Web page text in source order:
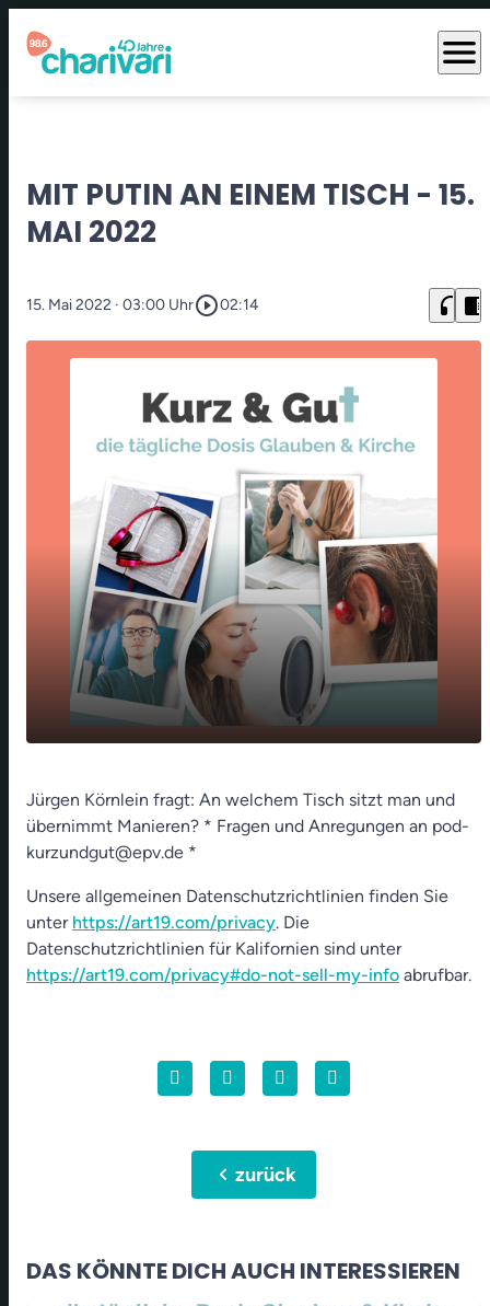
menu
MIT PUTIN AN EINEM TISCH - 15.
MAI 2022
15. Mai 2022 · 03:00 Uhrplay_circle_outline02:14 headphones chrome_reader_mode
play_arrow
00:00 02:14
Jürgen Körnlein fragt: An welchem Tisch sitzt man und
übernimmt Manieren? * Fragen und Anregungen an pod-
kurzundgut@epv.de *
Unsere allgemeinen Datenschutzrichtlinien finden Sie
unter https://art19.com/privacy. Die
Datenschutzrichtlinien für Kalifornien sind unter
https://art19.com/privacy#do-not-sell-my-info abrufbar.
chevron_leftzurück
DAS KÖNNTE DICH AUCH INTERESSIEREN